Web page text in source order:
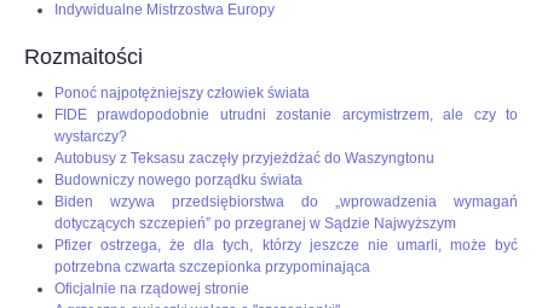
Indywidualne Mistrzostwa Europy
Rozmaitości
Ponoć najpotężniejszy człowiek świata
FIDE prawdopodobnie utrudni zostanie arcymistrzem, ale czy to
wystarczy?
Autobusy z Teksasu zaczęły przyjeżdżać do Waszyngtonu
Budowniczy nowego porządku świata
Biden wzywa przedsiębiorstwa do „wprowadzenia wymagań
dotyczących szczepień” po przegranej w Sądzie Najwyższym
Pfizer ostrzega, że dla tych, którzy jeszcze nie umarli, może być
potrzebna czwarta szczepionka przypominająca
Oficjalnie na rządowej stronie